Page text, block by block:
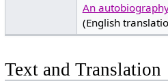
An
(English
Text and Translation